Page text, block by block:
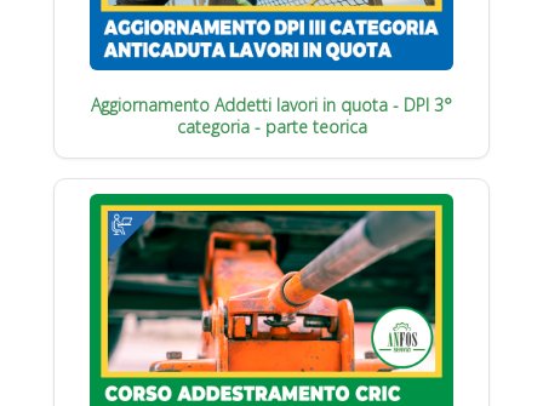
Aggiornamento Addetti lavori in quota - DPI 3°
categoria - parte teorica